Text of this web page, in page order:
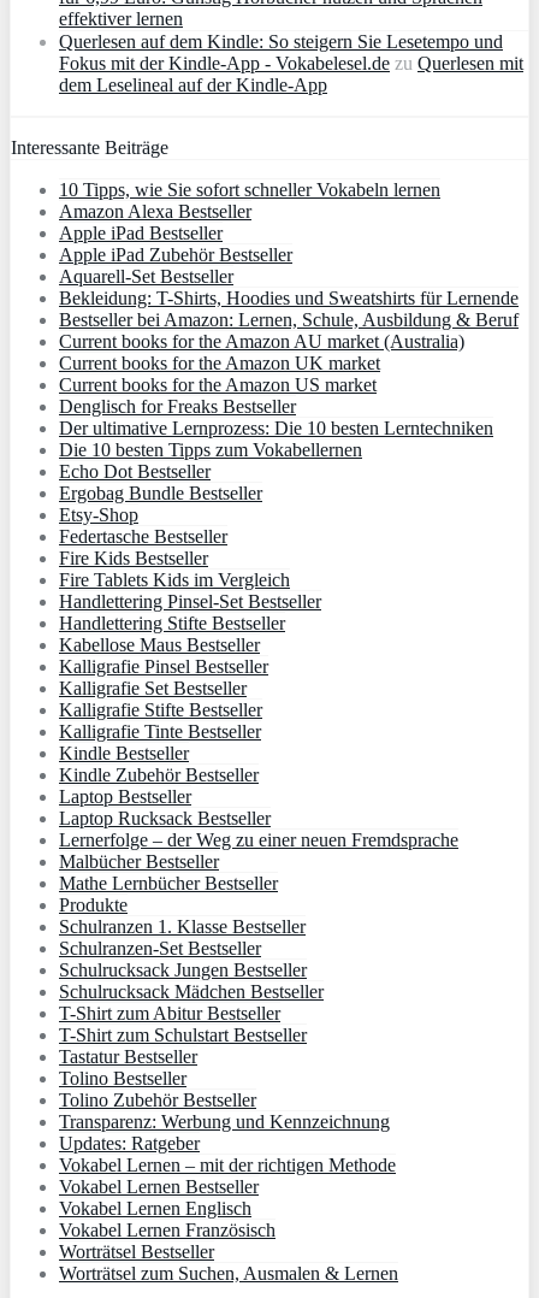
effektiver lernen
Querlesen auf dem Kindle: So steigern Sie Lesetempo und
Fokus mit der Kindle-App - Vokabelesel.de zu Querlesen mit
dem Leselineal auf der Kindle-App
Interessante Beiträge
10 Tipps, wie Sie sofort schneller Vokabeln lernen
Amazon Alexa Bestseller
Apple iPad Bestseller
Apple iPad Zubehör Bestseller
Aquarell-Set Bestseller
Bekleidung: T-Shirts, Hoodies und Sweatshirts für Lernende
Bestseller bei Amazon: Lernen, Schule, Ausbildung & Beruf
Current books for the Amazon AU market (Australia)
Current books for the Amazon UK market
Current books for the Amazon US market
Denglisch for Freaks Bestseller
Der ultimative Lernprozess: Die 10 besten Lerntechniken
Die 10 besten Tipps zum Vokabellernen
Echo Dot Bestseller
Ergobag Bundle Bestseller
Etsy-Shop
Federtasche Bestseller
Fire Kids Bestseller
Fire Tablets Kids im Vergleich
Handlettering Pinsel-Set Bestseller
Handlettering Stifte Bestseller
Kabellose Maus Bestseller
Kalligrafie Pinsel Bestseller
Kalligrafie Set Bestseller
Kalligrafie Stifte Bestseller
Kalligrafie Tinte Bestseller
Kindle Bestseller
Kindle Zubehör Bestseller
Laptop Bestseller
Laptop Rucksack Bestseller
Lernerfolge – der Weg zu einer neuen Fremdsprache
Malbücher Bestseller
Mathe Lernbücher Bestseller
Produkte
Schulranzen 1. Klasse Bestseller
Schulranzen-Set Bestseller
Schulrucksack Jungen Bestseller
Schulrucksack Mädchen Bestseller
T-Shirt zum Abitur Bestseller
T-Shirt zum Schulstart Bestseller
Tastatur Bestseller
Tolino Bestseller
Tolino Zubehör Bestseller
Transparenz: Werbung und Kennzeichnung
Updates: Ratgeber
Vokabel Lernen – mit der richtigen Methode
Vokabel Lernen Bestseller
Vokabel Lernen Englisch
Vokabel Lernen Französisch
Worträtsel Bestseller
Worträtsel zum Suchen, Ausmalen & Lernen